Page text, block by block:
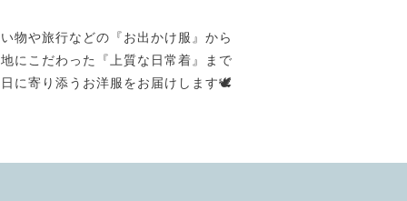
物や旅行などの『お出かけ服』から
にこだわった『上質な日常着』まで
に寄り添うお洋服をお届けします🕊️